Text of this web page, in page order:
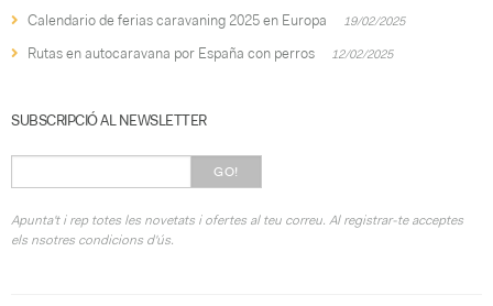
Calendario de ferias caravaning 2025 en Europa 19/02/2025
Rutas en autocaravana por España con perros 12/02/2025
SUBSCRIPCIÓ AL NEWSLETTER
GO!
Apunta't i rep totes les novetats i ofertes al teu correu. Al registrar-te acceptes
els nsotres condicions d'ús.